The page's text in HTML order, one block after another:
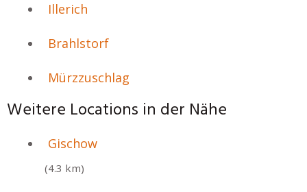
Illerich
Brahlstorf
Mürzzuschlag
Weitere Locations in der Nähe
Gischow
(4.3 km)